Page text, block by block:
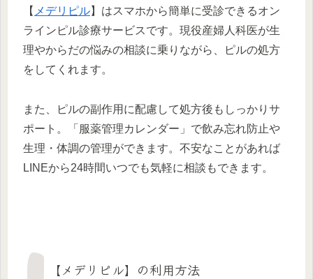
【 メデリピル】はスマホから簡単に受診できるオン
ラインピル診療サービスです。現役産婦人科医が生
理やからだの悩みの相談に乗りながら、ピルの処方
をしてくれます。
また、ピルの副作用に配慮して処方後もしっかりサ
ポート。「服薬管理カレンダー」で飲み忘れ防止や
生理・体調の管理ができます。不安なことがあれば
LINEから24時間いつでも気軽に相談もできます。
【メデリピル】の利用方法